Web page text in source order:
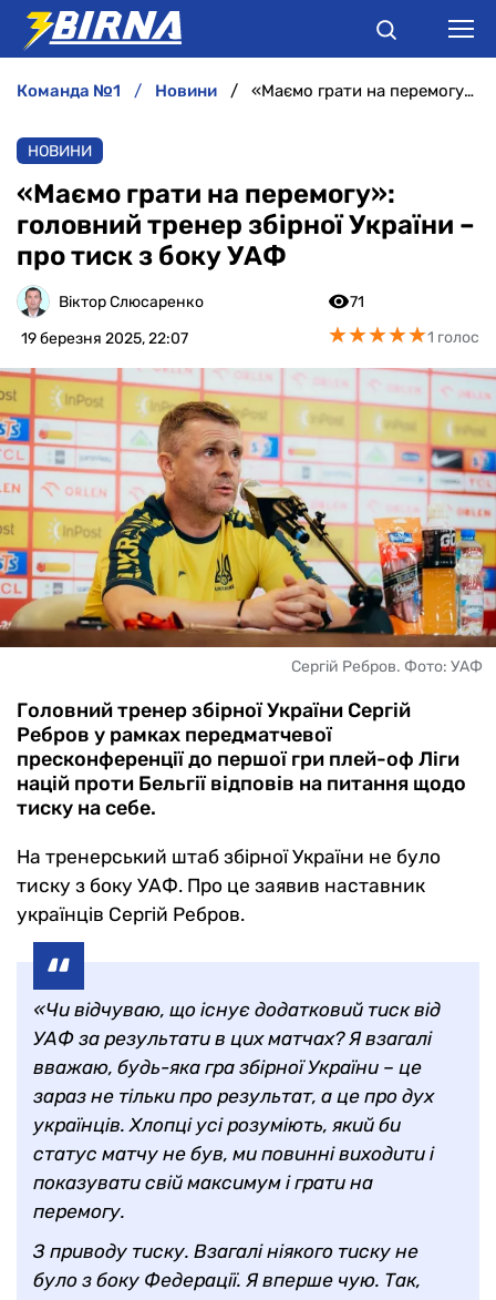
АНАЛІТИКА
ІНТЕРВ'Ю
РІЗНЕ
БУКМЕКЕРИ
команда №1 новини «Маємо грати на перемогу»: головний тренер збірної України – про тиск з боку УАФ
НОВИНИ
«Маємо грати на перемогу»:
головний тренер збірної України –
про тиск з боку УАФ
Віктор Слюсаренко
19 березня 2025, 22:07
71
★★★★★
★★★★★1 голос
Сергій Ребров. Фото: УАФ
Головний тренер збірної України Сергій
Ребров у рамках передматчевої
пресконференції до першої гри плей-оф Ліги
націй проти Бельгії відповів на питання щодо
тиску на себе.
На тренерський штаб збірної України не було
тиску з боку УАФ. Про це заявив наставник
українців Сергій Ребров.
«Чи відчуваю, що існує додатковий тиск від
УАФ за результати в цих матчах? Я взагалі
вважаю, будь-яка гра збірної України – це
зараз не тільки про результат, а це про дух
українців. Хлопці усі розуміють, який би
статус матчу не був, ми повинні виходити і
показувати свій максимум і грати на
перемогу.
З приводу тиску. Взагалі ніякого тиску не
було з боку Федерації. Я вперше чую. Так,